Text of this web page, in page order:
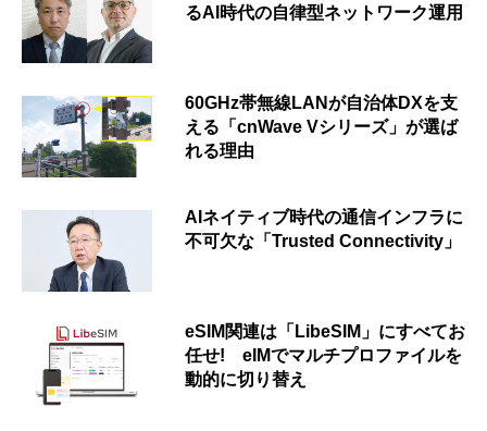
るAI時代の自律型ネットワーク運用
60GHz帯無線LANが自治体DXを支
える「cnWave Vシリーズ」が選ば
れる理由
AIネイティブ時代の通信インフラに
不可欠な「Trusted Connectivity」
eSIM関連は「LibeSIM」にすべてお
任せ! eIMでマルチプロファイルを
動的に切り替え